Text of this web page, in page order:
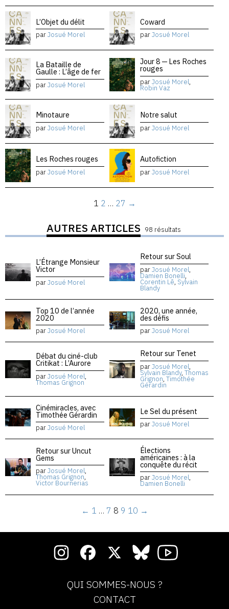
L’Objet du délit
parJosué Morel
Coward
parJosué Morel
La Bataille de
Gaulle : L’âge de fer
parJosué Morel
Jour 8 — Les Roches
rouges
parJosué Morel,
Robin Vaz
Minotaure
parJosué Morel
Notre salut
parJosué Morel
Les Roches rouges
parJosué Morel
Autofiction
parJosué Morel
1 2 … 27 →
AUTRES ARTICLES 98 résultats
L’Étrange Monsieur
Victor
parJosué Morel
Retour sur Soul
parJosué Morel,
Damien Bonelli,
Corentin Lê, Sylvain
Blandy
Top 10 de l’année
2020
parJosué Morel
2020, une année,
des défis
parJosué Morel
Débat du ciné-club
Critikat : L’Aurore
parJosué Morel,
Thomas Grignon
Retour sur Tenet
parJosué Morel,
Sylvain Blandy, Thomas
Grignon, Timothée
Gérardin
Cinémiracles, avec
Timothée Gérardin
parJosué Morel
Le Sel du présent
parJosué Morel
Retour sur Uncut
Gems
parJosué Morel,
Thomas Grignon,
Victor Bournerias
Élections
américaines : à la
conquête du récit
parJosué Morel,
Damien Bonelli
← 1 … 7 8 9 10 →
QUI SOMMES-NOUS ?
CONTACT